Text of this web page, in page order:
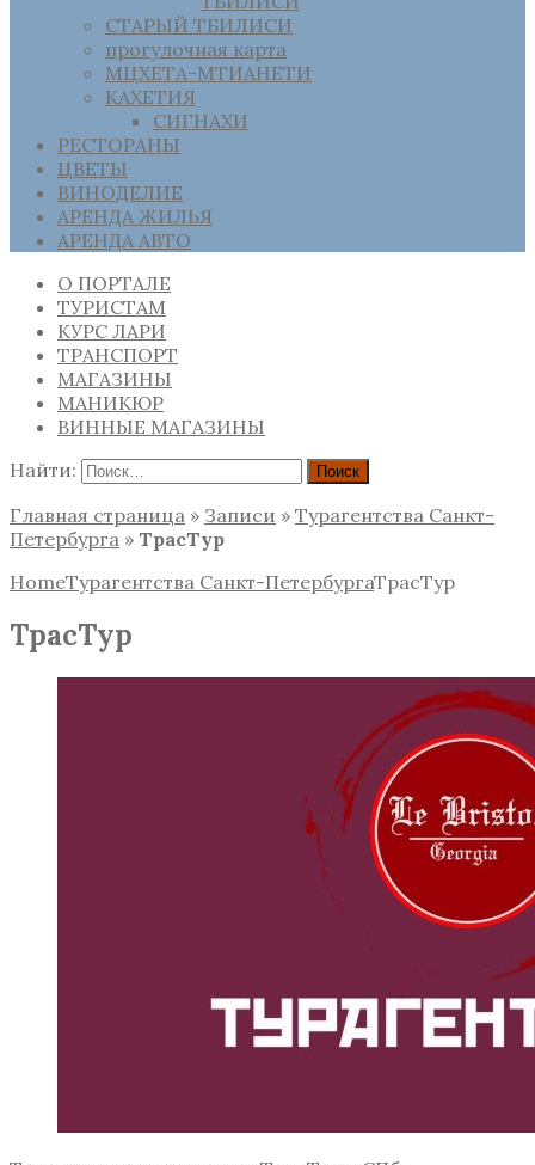
СТАРЫЙ ТБИЛИСИ
прогулочная карта
МЦХЕТА-МТИАНЕТИ
КАХЕТИЯ
СИГНАХИ
РЕСТОРАНЫ
ЦВЕТЫ
ВИНОДЕЛИЕ
АРЕНДА ЖИЛЬЯ
АРЕНДА АВТО
О ПОРТАЛЕ
ТУРИСТАМ
КУРС ЛАРИ
ТРАНСПОРТ
МАГАЗИНЫ
МАНИКЮР
ВИННЫЕ МАГАЗИНЫ
Найти:
Главная страница » Записи » Турагентства Санкт-
Петербурга » ТрасТур
HomeТурагентства Санкт-ПетербургаТрасТур
ТрасТур